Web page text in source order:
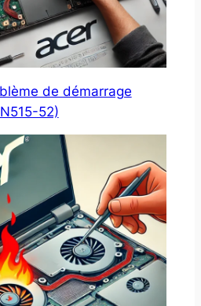
de démarrage
52)